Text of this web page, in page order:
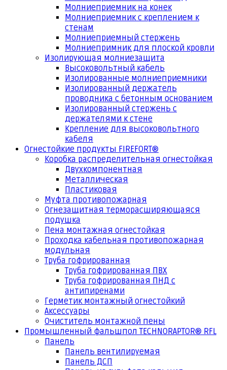
Молниеприемник на конек
Молниеприемник с креплением к
стенам
Молниеприемный стержень
Молниепримник для плоской кровли
Изолирующая молниезащита
Высоковольтный кабель
Изолированные молниеприемники
Изолированный держатель
проводника с бетонным основанием
Изолированный стержень с
держателями к стене
Крепление для высоковольтного
кабеля
Огнестойкие продукты FIREFORT®
Коробка распределительная огнестойкая
Двухкомпонентная
Металлическая
Пластиковая
Муфта противопожарная
Огнезащитная терморасширяющаяся
подушка
Пена монтажная огнестойкая
Проходка кабельная противопожарная
модульная
Труба гофрированная
Труба гофрированная ПВХ
Труба гофрированная ПНД с
антипиренами
Герметик монтажный огнестойкий
Аксессуары
Очиститель монтажной пены
Промышленный фальшпол TECHNORAPTOR® RFL
Панель
Панель вентилируемая
Панель ДСП